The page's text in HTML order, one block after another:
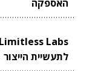
האספקה
לתעשיית הייצור